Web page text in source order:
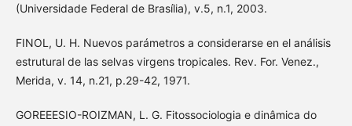
(Universidade Federal de Brasília), v.5, n.1, 2003.
FINOL, U. H. Nuevos parámetros a considerarse en el análisis
estrutural de las selvas virgens tropicales. Rev. For. Venez.,
Merida, v. 14, n.21, p.29-42, 1971.
GOREEESIO-ROIZMAN, L. G. Fitossociologia e dinâmica do